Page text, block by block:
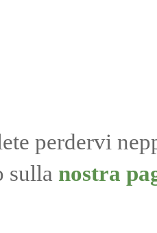
perdervi
sulla nostra